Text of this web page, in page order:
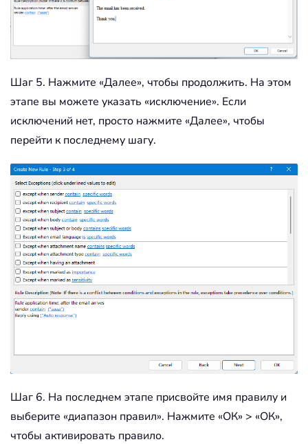
Шаг 5. Нажмите «Далее», чтобы продолжить. На этом
этапе вы можете указать «исключение». Если
исключений нет, просто нажмите «Далее», чтобы
перейти к последнему шагу.
Шаг 6. На последнем этапе присвойте имя правилу и
выберите «диапазон правил». Нажмите «ОК» > «ОК»,
чтобы активировать правило.